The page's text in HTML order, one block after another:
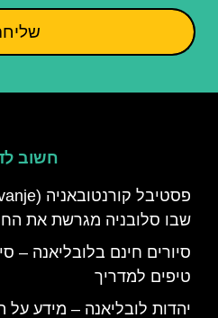
חשוב
שבו סלובניה מגרשת את
סיורים חינם בלובליאנה –
טיפים למדריך
יהדות לובליאנה – מידע על